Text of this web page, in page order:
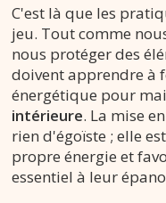
C'est là que les
jeu. Tout comme
nous protéger des
doivent apprendre à
énergétique pour
intérieure. La mise
rien d'égoïste ; elle
propre énergie et
essentiel à leur